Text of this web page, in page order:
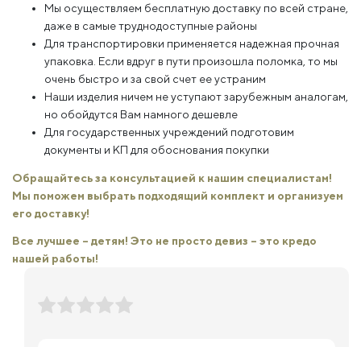
Мы осуществляем бесплатную доставку по всей стране,
даже в самые труднодоступные районы
Для транспортировки применяется надежная прочная
упаковка. Если вдруг в пути произошла поломка, то мы
очень быстро и за свой счет ее устраним
Наши изделия ничем не уступают зарубежным аналогам,
но обойдутся Вам намного дешевле
Для государственных учреждений подготовим
документы и КП для обоснования покупки
Обращайтесь за консультацией к нашим специалистам!
Мы поможем выбрать подходящий комплект и организуем
его доставку!
Все лучшее – детям! Это не просто девиз – это кредо
нашей работы!